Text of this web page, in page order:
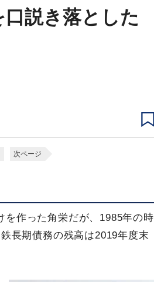
説き落とした
次ページ
を作った角栄だが、1985年の時
長期債務の残高は2019年度末